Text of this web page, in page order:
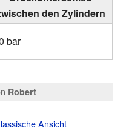
den Zylindern
bar
Robert
Ansicht